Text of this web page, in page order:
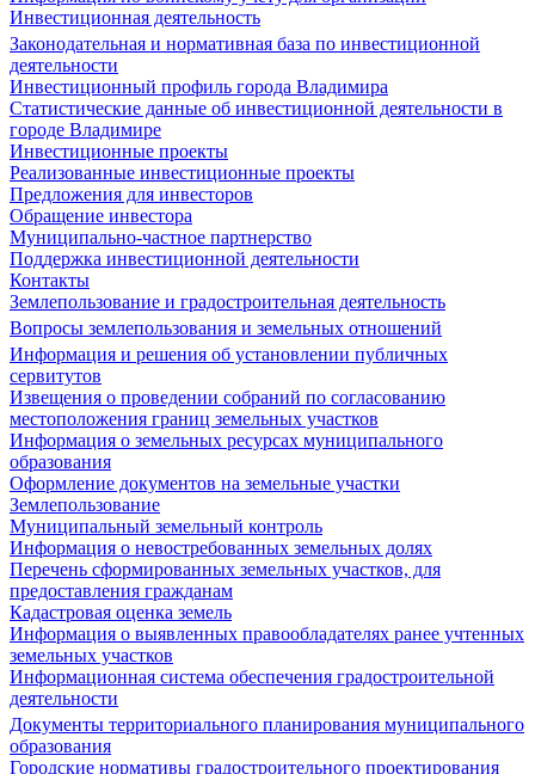
Инвестиционная деятельность
Законодательная и нормативная база по инвестиционной
деятельности
Инвестиционный профиль города Владимира
Статистические данные об инвестиционной деятельности в
городе Владимире
Инвестиционные проекты
Реализованные инвестиционные проекты
Предложения для инвесторов
Обращение инвестора
Муниципально-частное партнерство
Поддержка инвестиционной деятельности
Контакты
Землепользование и градостроительная деятельность
Вопросы землепользования и земельных отношений
Информация и решения об установлении публичных
сервитутов
Извещения о проведении собраний по согласованию
местоположения границ земельных участков
Информация о земельных ресурсах муниципального
образования
Оформление документов на земельные участки
Землепользование
Муниципальный земельный контроль
Информация о невостребованных земельных долях
Перечень сформированных земельных участков, для
предоставления гражданам
Кадастровая оценка земель
Информация о выявленных правообладателях ранее учтенных
земельных участков
Информационная система обеспечения градостроительной
деятельности
Документы территориального планирования муниципального
образования
Городские нормативы градостроительного проектирования